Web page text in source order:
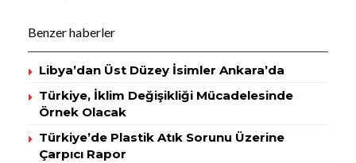
Benzer haberler
Libya’dan Üst Düzey İsimler Ankara’da
Türkiye, İklim Değişikliği Mücadelesinde
Örnek Olacak
Türkiye’de Plastik Atık Sorunu Üzerine
Çarpıcı Rapor